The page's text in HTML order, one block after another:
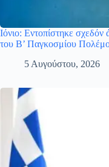
Ιόνιο: Εντοπίστηκε σχεδόν
του Β’ Παγκοσμίου
5 Αυγούστου, 2026